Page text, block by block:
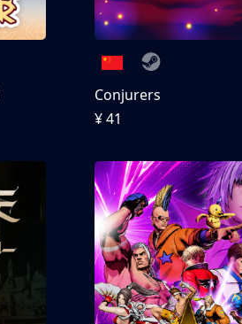
Conjurers
¥ 41